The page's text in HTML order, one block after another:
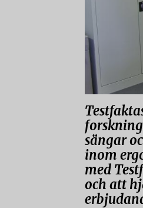
sängar
inom
med
och att